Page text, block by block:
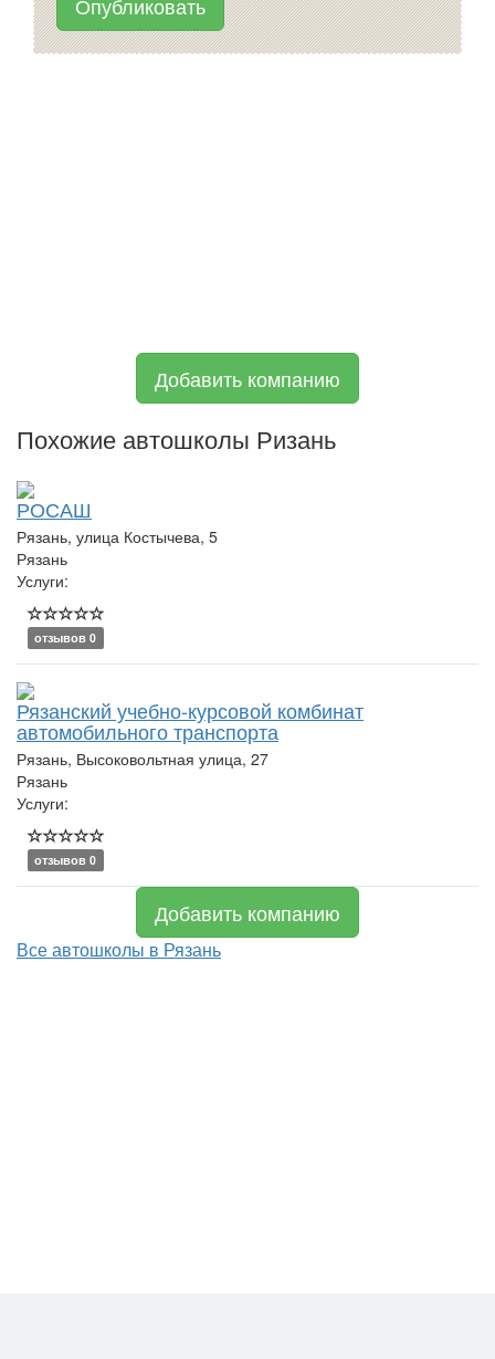
Добавить компанию
Похожие автошколы Ризань
РОСАШ
Рязань, улица Костычева, 5
Рязань
Услуги:
отзывов 0
Рязанский учебно-курсовой комбинат
автомобильного транспорта
Рязань, Высоковольтная улица, 27
Рязань
Услуги:
отзывов 0
Добавить компанию
Все автошколы в Рязань